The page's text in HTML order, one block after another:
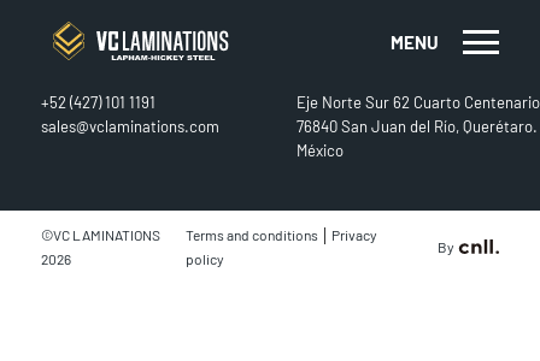
MENU
CONTACT
+52 (427) 101 1191
sales@vclaminations.com
Eje Norte Sur 62 Cuarto Centenario
76840 San Juan del Río, Querétaro.
México
©VC LAMINATIONS
2026
Terms and conditions | Privacy
policy
By